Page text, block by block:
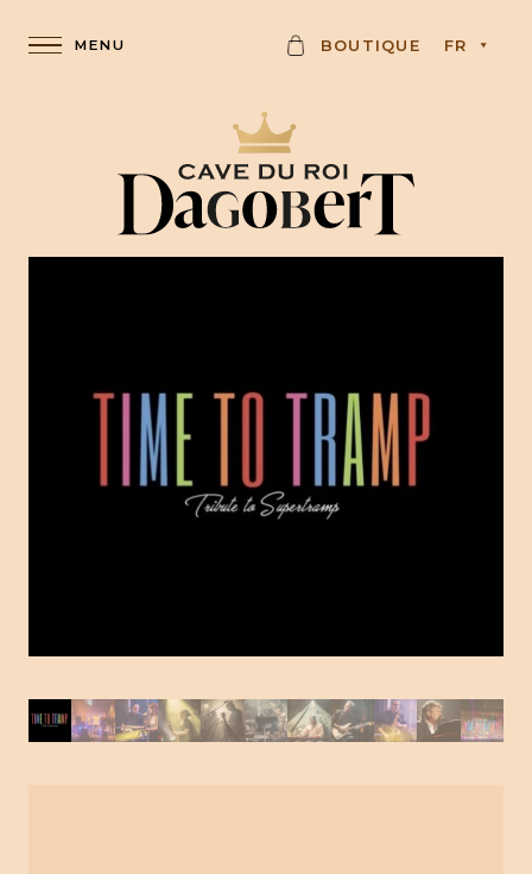
C
R
D
BOUTIQUE FR